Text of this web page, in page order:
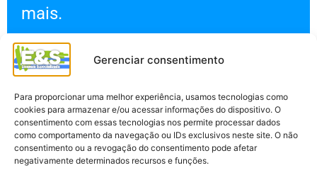
Gerenciar consentimento
Para proporcionar uma melhor experiência, usamos tecnologias como
cookies para armazenar e/ou acessar informações do dispositivo. O
consentimento com essas tecnologias nos permite processar dados
como comportamento da navegação ou IDs exclusivos neste site. O não
consentimento ou a revogação do consentimento pode afetar
negativamente determinados recursos e funções.
mais.
Quero meu orçamento
grátis